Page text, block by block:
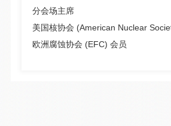
分会场主席
美国核协会 (American Nuclear
欧洲腐蚀协会 (EFC) 会员